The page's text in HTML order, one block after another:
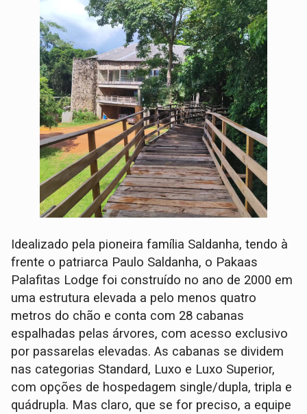
Idealizado pela pioneira família Saldanha, tendo à
frente o patriarca Paulo Saldanha, o Pakaas
Palafitas Lodge foi construído no ano de 2000 em
uma estrutura elevada a pelo menos quatro
metros do chão e conta com 28 cabanas
espalhadas pelas árvores, com acesso exclusivo
por passarelas elevadas. As cabanas se dividem
nas categorias Standard, Luxo e Luxo Superior,
com opções de hospedagem single/dupla, tripla e
quádrupla. Mas claro, que se for preciso, a equipe